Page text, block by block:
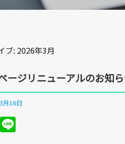
ブ: 2026年3月
ージリニューアルのお知
月16日
X